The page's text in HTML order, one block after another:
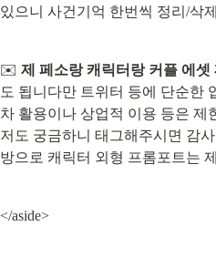
있으니 사건기억 한번씩 정리/삭
✉️ 제 페소랑 캐릭터랑 커플 에셋
도 됩니다만 트위터 등에 단순한
차 활용이나 상업적 이용 등은 제
저도 궁금하니 태그해주시면 감
방으로 캐릭터 외형 프롬포트는
</aside>